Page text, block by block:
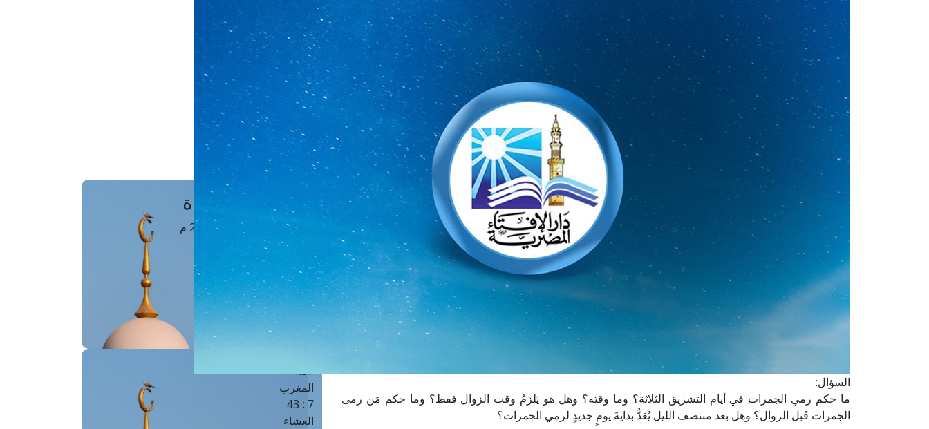
السؤال:
ما حكم رمي الجمرات في أيام التشريق الثلاثة؟ وما وقته؟ وهل هو يَلزَمُ وقت الزوال فقط؟ وما حكم مَن رمى
الجمرات قَبل الزوال؟ وهل بعد منتصف الليل يُعَدُّ بدايةَ يومٍ جديدٍ لرمي الجمرات؟
استعلام عن فتوى
حجز موعد
الفتوى الهاتفية
مَواقِيتُ الصَّـــلاة
القاهرة · 08 أغسطس 2026 م
4 :42
الشروق
6 :18
4:37
المغرب
7 : 43
العشاء